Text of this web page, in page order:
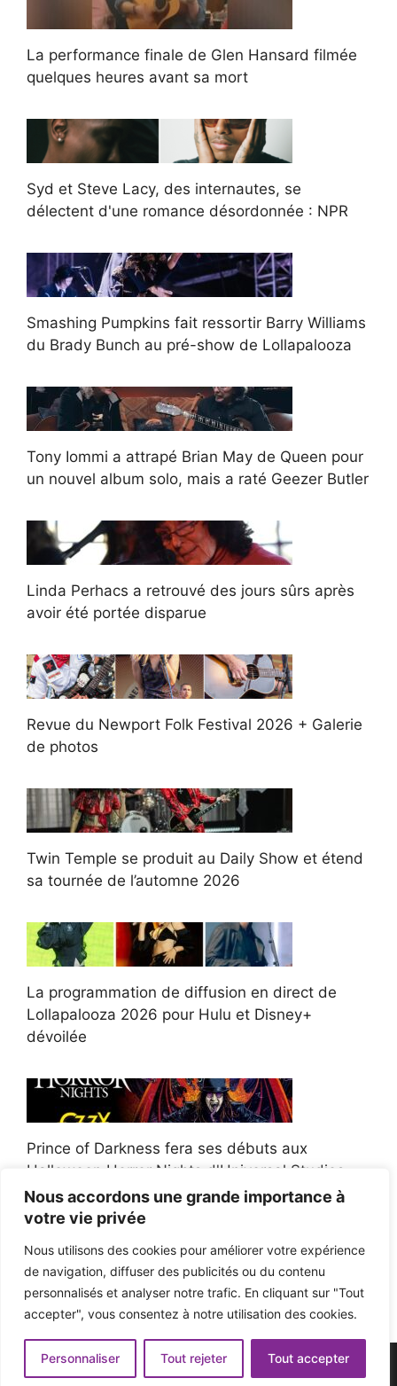
Nous accordons une grande importance à
votre vie privée
Nous utilisons des cookies pour améliorer votre expérience
de navigation, diffuser des publicités ou du contenu
personnalisés et analyser notre trafic. En cliquant sur "Tout
accepter", vous consentez à notre utilisation des cookies.
Personnaliser Tout rejeter Tout accepter
La performance finale de Glen Hansard filmée
quelques heures avant sa mort
Syd et Steve Lacy, des internautes, se
délectent d'une romance désordonnée : NPR
Smashing Pumpkins fait ressortir Barry Williams
du Brady Bunch au pré-show de Lollapalooza
Tony Iommi a attrapé Brian May de Queen pour
un nouvel album solo, mais a raté Geezer Butler
Linda Perhacs a retrouvé des jours sûrs après
avoir été portée disparue
Revue du Newport Folk Festival 2026 + Galerie
de photos
Twin Temple se produit au Daily Show et étend
sa tournée de l’automne 2026
La programmation de diffusion en direct de
Lollapalooza 2026 pour Hulu et Disney+
dévoilée
Prince of Darkness fera ses débuts aux
Halloween Horror Nights d'Universal Studios
Afroman poursuit un policier de l'Ohio après la
victoire du jury en diffamation
© 2026 - Pop'n Music -